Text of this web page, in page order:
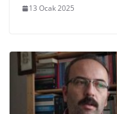
13 Ocak 2025